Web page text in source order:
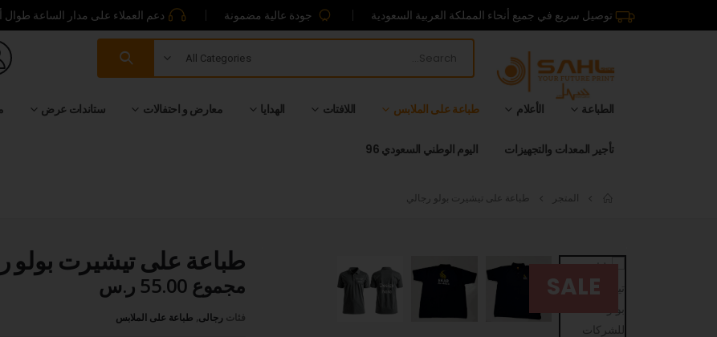
توصيل سريع في جميع أنحاء المملكة العربية السعودية جودة عالية مضمونة دعم العملاء على مدار الساعة طوال
All Categories
الطباعة الأعلام طباعة على الملابس اللافتات الهدايا معارض و احتفالات ستاندات عرض
تأجير المعدات والتجهيزات اليوم الوطني السعودي 96
المتجر طباعة على تيشيرت بولو رجالي
طباعة على تيشيرت بولو
مجموع 55.00 ر.س
فئات رجالى, طباعة على الملابس